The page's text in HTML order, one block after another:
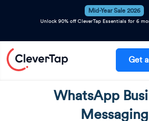
Mid-Year Sale 2026
Unlock 90% off CleverTap Essentials for 6
Get
WhatsApp
Messaging